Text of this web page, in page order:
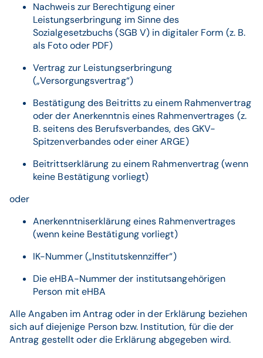
Nachweis zur Berechtigung einer
Leistungserbringung im Sinne des
Sozialgesetzbuchs (SGB V) in digitaler Form (z. B.
als Foto oder PDF)
Vertrag zur Leistungserbringung
(„Versorgungsvertrag“)
Bestätigung des Beitritts zu einem Rahmenvertrag
oder der Anerkenntnis eines Rahmenvertrages (z.
B. seitens des Berufsverbandes, des GKV-
Spitzenverbandes oder einer ARGE)
Beitrittserklärung zu einem Rahmenvertrag (wenn
keine Bestätigung vorliegt)
oder
Anerkenntniserklärung eines Rahmenvertrages
(wenn keine Bestätigung vorliegt)
IK-Nummer („Institutskennziffer“)
Die eHBA-Nummer der institutsangehörigen
Person mit eHBA
Alle Angaben im Antrag oder in der Erklärung beziehen
sich auf diejenige Person bzw. Institution, für die der
Antrag gestellt oder die Erklärung abgegeben wird.